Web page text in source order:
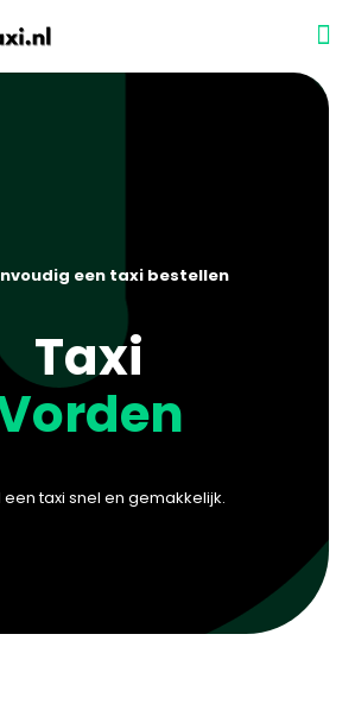
een taxi bestellen
Taxi
een taxi snel en gemakkelijk.